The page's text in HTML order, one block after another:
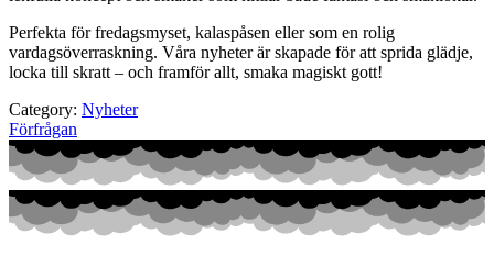
Perfekta för fredagsmyset, kalaspåsen eller som en rolig
vardagsöverraskning. Våra nyheter är skapade för att sprida glädje,
locka till skratt – och framför allt, smaka magiskt gott!
Category: Nyheter
Förfrågan